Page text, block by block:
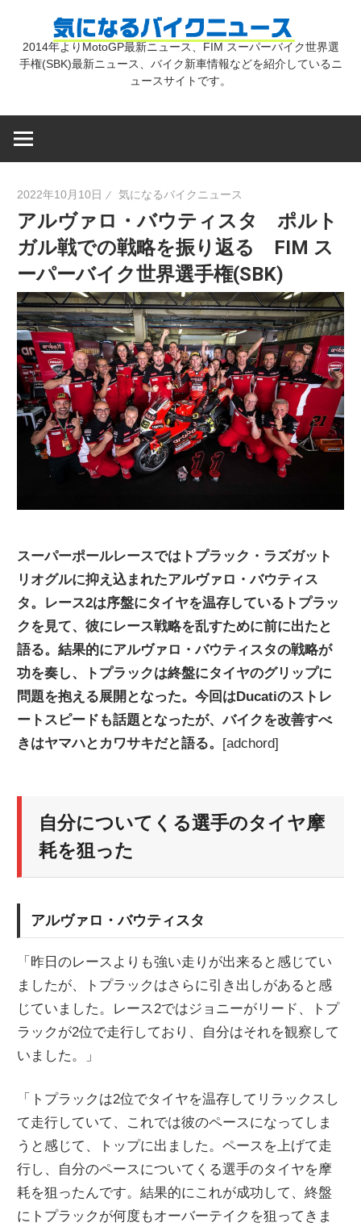
気
バ
イ
ク
ニ
ュ
ス
2014年よりMotoGP最新ニュース、FIM スーパーバイク世界選
手権(SBK)最新ニュース、バイク新車情報などを紹介しているニ
ュースサイトです。
2022年10月10日 気になるバイクニュース
アルヴァロ・バウティスタ ポルト
ガル戦での戦略を振り返る FIM ス
ーパーバイク世界選手権(SBK)
スーパーポールレースではトプラック・ラズガット
リオグルに抑え込まれたアルヴァロ・バウティス
タ。レース2は序盤にタイヤを温存しているトプラッ
クを見て、彼にレース戦略を乱すために前に出たと
語る。結果的にアルヴァロ・バウティスタの戦略が
功を奏し、トプラックは終盤にタイヤのグリップに
問題を抱える展開となった。今回はDucatiのストレ
ートスピードも話題となったが、バイクを改善すべ
きはヤマハとカワサキだと語る。 [adchord]
自分についてくる選手のタイヤ摩
耗を狙った
アルヴァロ・バウティスタ
「昨日のレースよりも強い走りが出来ると感じてい
ましたが、トプラックはさらに引き出しがあると感
じていました。レース2ではジョニーがリード、トプ
ラックが2位で走行しており、自分はそれを観察して
いました。」
「トプラックは2位でタイヤを温存してリラックスし
て走行していて、これでは彼のペースになってしま
うと感じて、トップに出ました。ペースを上げて走
行し、自分のペースについてくる選手のタイヤを摩
耗を狙ったんです。結果的にこれが成功して、終盤
にトプラックが何度もオーバーテイクを狙ってきま